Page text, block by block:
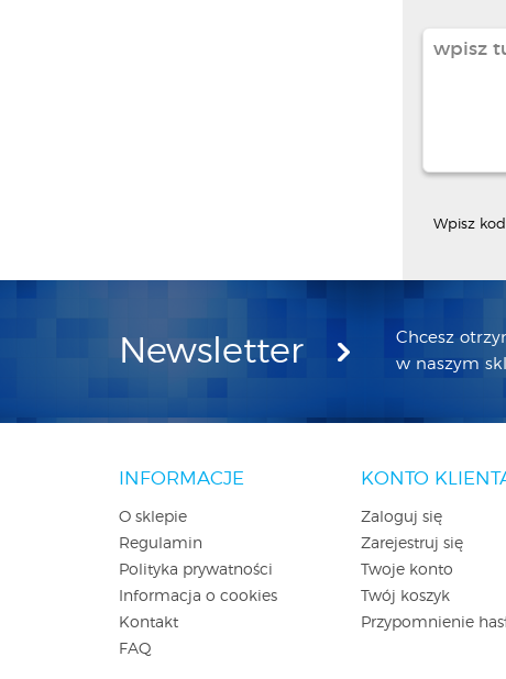
Wpisz
Newsletter
Chcesz
w naszym
INFORMACJE
O sklepie
Regulamin
Polityka prywatności
Informacja o cookies
Kontakt
FAQ
KONTO
Zaloguj się
Zarejestruj się
Twoje konto
Twój koszyk
Przypomnienie